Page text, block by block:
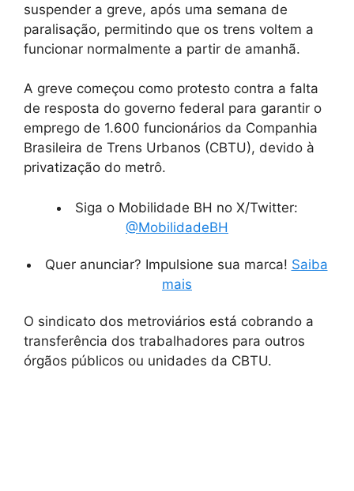
suspender a greve, após uma semana de
paralisação, permitindo que os trens voltem a
funcionar normalmente a partir de amanhã.
A greve começou como protesto contra a falta
de resposta do governo federal para garantir o
emprego de 1.600 funcionários da Companhia
Brasileira de Trens Urbanos (CBTU), devido à
privatização do metrô.
Siga o Mobilidade BH no X/Twitter:
@MobilidadeBH
Quer anunciar? Impulsione sua marca! Saiba
mais
O sindicato dos metroviários está cobrando a
transferência dos trabalhadores para outros
órgãos públicos ou unidades da CBTU.